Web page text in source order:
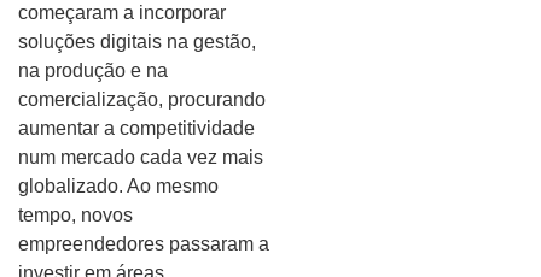
começaram a incorporar
soluções digitais na gestão,
na produção e na
comercialização, procurando
aumentar a competitividade
num mercado cada vez mais
globalizado. Ao mesmo
tempo, novos
empreendedores passaram a
investir em áreas